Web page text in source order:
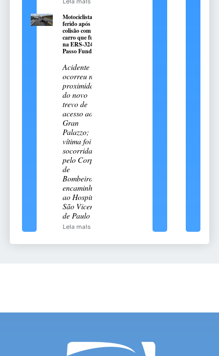
Motociclista fica
ferido após
colisão com
carro que fugiu
na ERS-324, em
Passo Fundo
Acidente
ocorreu nas
proximidades
do novo
trevo de
acesso ao
Gran
Palazzo;
vítima foi
socorrida
pelo Corpo
de
Bombeiros e
encaminhada
ao Hospital
São Vicente
de Paulo
Leia mais